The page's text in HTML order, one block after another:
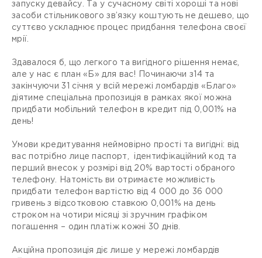
запуску девайсу. Та у сучасному світі хороші та нові
засоби стільникового зв’язку коштують не дешево, що
суттєво ускладнює процес придбання телефона своєї
мрії.
Здавалося б, що легкого та вигідного рішення немає,
але у нас є план «Б» для вас! Починаючи з14 та
закінчуючи 31 січня у всій мережі ломбардів «Благо»
діятиме спеціальна пропозиція в рамках якої можна
придбати мобільний телефон в кредит під 0,001% на
день!
Умови кредитування неймовірно прості та вигідні: від
вас потрібно лице паспорт, ідентифікаційний код та
перший внесок у розмірі від 20% вартості обраного
телефону. Натомість ви отримаєте можливість
придбати телефон вартістю від 4 000 до 36 000
гривень з відсотковою ставкою 0,001% на день
строком на чотири місяці зі зручним графіком
погашення – один платіж кожні 30 днів.
Акційна пропозиція діє лише у мережі ломбардів